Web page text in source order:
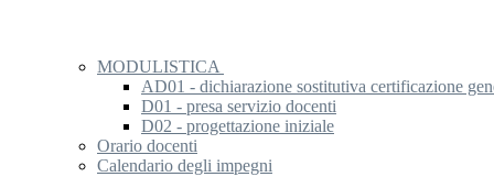
MODULISTICA
AD01 - dichiarazione sostitutiva certificazione
D01 - presa servizio docenti
D02 - progettazione iniziale
Orario docenti
Calendario degli impegni